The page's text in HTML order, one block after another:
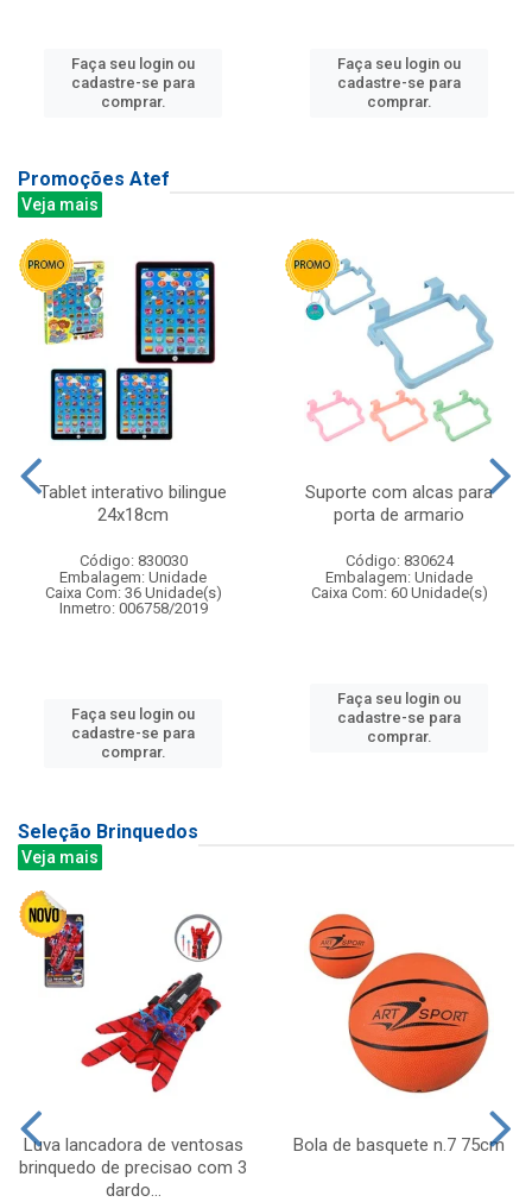
Faça seu login ou
cadastre-se para
comprar.
Faça seu login ou
cadastre-se para
comprar.
Promoções Atef
Veja mais
Tablet interativo bilingue
24x18cm
Código: 830030
Embalagem: Unidade
Caixa Com: 36 Unidade(s)
Inmetro: 006758/2019
Faça seu login ou
cadastre-se para
comprar.
Suporte com alcas para
porta de armario
Código: 830624
Embalagem: Unidade
Caixa Com: 60 Unidade(s)
Faça seu login ou
cadastre-se para
comprar.
Seleção Brinquedos
Veja mais
Luva lancadora de ventosas
brinquedo de precisao com 3
dardo...
Bola de basquete n.7 75cm